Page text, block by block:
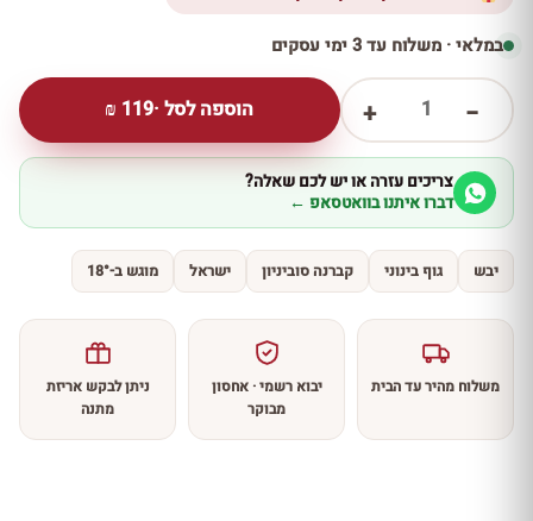
במלאי · משלוח עד 3 ימי עסקים
−
1
+ הוספה לסל ·119
₪
צריכים עזרה או יש לכם שאלה?
דברו איתנו בוואטסאפ ←
יבש גוף בינוני קברנה סוביניון ישראל מוגש ב-18°
משלוח מהיר עד הבית
יבוא רשמי · אחסון
מבוקר
ניתן לבקש אריזת
מתנה